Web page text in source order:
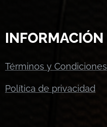
INFORMACIÓN
Términos y Condiciones
Política de privacidad